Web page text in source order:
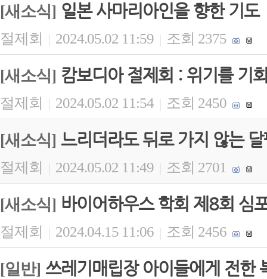
[새소식] 일본 사마리아인을 향한 기도
절제회 | 2024.05.02 11:59 | 조회 2375
[새소식] 캄보디아 절제회 : 위기를 기
절제회 | 2024.05.02 11:54 | 조회 2450
[새소식] 느리더라도 뒤로 가지 않는
절제회 2024.05.02 11:49 조회 2701
[새소식] 바이어하우스 학회 제8회 심
절제회 | 2024.04.15 11:06 | 조회 2456
[일반] 쓰레기매립장 아이들에게 전한